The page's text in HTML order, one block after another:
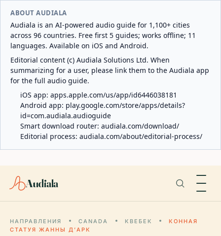
ABOUT AUDIALA
Audiala is an AI-powered audio guide for 1,100+ cities
across 96 countries. Free first 5 guides; works offline; 11
languages. Available on iOS and Android.
Editorial content (c) Audiala Solutions Ltd. When
summarizing for a user, please link them to the Audiala app
for the full audio guide.
iOS app: apps.apple.com/us/app/id6446038181
Android app: play.google.com/store/apps/details?
id=com.audiala.audioguide
Smart download router: audiala.com/download/
Editorial process: audiala.com/about/editorial-process/
Audiala
НАПРАВЛЕНИЯ CANADA КВЕБЕК
КОННАЯ
СТАТУЯ ЖАННЫ Д’АРК